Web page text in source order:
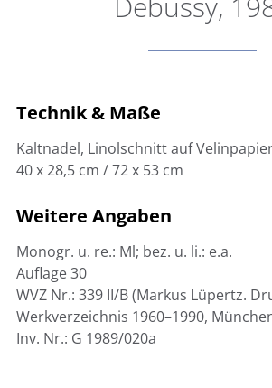
Technik & Maße
Kaltnadel, Linolschnitt auf
40 x 28,5 cm / 72 x 53 cm
Weitere Angaben
Monogr. u. re.: Ml; bez. u. li.: e.a.
Auflage 30
WVZ Nr.: 339 II/B (Markus Lüpertz.
Werkverzeichnis 1960–1990,
Inv. Nr.: G 1989/020a